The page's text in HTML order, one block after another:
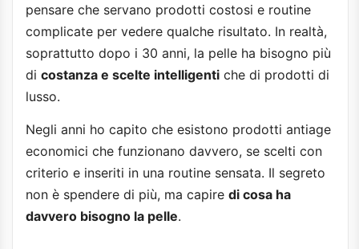
pensare che servano prodotti costosi e routine
complicate per vedere qualche risultato. In realtà,
soprattutto dopo i 30 anni, la pelle ha bisogno più
di costanza e scelte intelligenti che di prodotti di
lusso.
Negli anni ho capito che esistono prodotti antiage
economici che funzionano davvero, se scelti con
criterio e inseriti in una routine sensata. Il segreto
non è spendere di più, ma capire di cosa ha
davvero bisogno la pelle.